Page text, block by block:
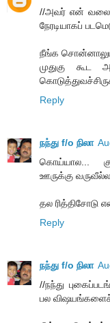
//அவர் என்
நேரடியாகப்
நீங்க
முதுகு
Reply
நந்து f/o நிலா
கொய்யால...
ஊருக்கு
தல ரித்திசோடு
Reply
நந்து f/o நிலா
//நந்து
பல